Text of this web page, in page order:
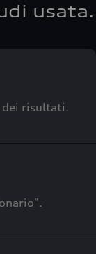
usata.
dei risultati.